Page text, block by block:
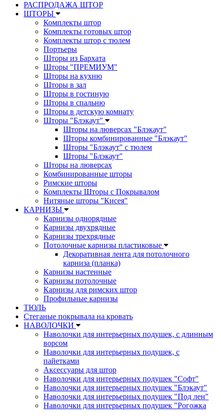
РАСПРОДАЖА ШТОР
ШТОРЫ
Комплекты штор
Комплекты готовых штор
Комплекты штор с тюлем
Портьеры
Шторы из Бархата
Шторы "ПРЕМИУМ"
Шторы на кухню
Шторы в зал
Шторы в гостиную
Шторы в спальню
Шторы в детскую комнату
Шторы "Блэкаут"
Шторы на люверсах "Блэкаут"
Шторы комбинированные "Блэкаут"
Шторы "Блэкаут" с тюлем
Шторы "Блэкаут"
Шторы на люверсах
Комбинированные шторы
Римские шторы
Комплекты Шторы c Покрывалом
Нитяные шторы "Кисея"
КАРНИЗЫ
Карнизы однорядные
Карнизы двухрядные
Карнизы трехрядные
Потолочные карнизы пластиковые
Декоративная лента для потолочного
карниза (планка)
Карнизы настенные
Карнизы потолочные
Карнизы для римских штор
Профильные карнизы
ТЮЛЬ
Стеганые покрывала на кровать
НАВОЛОЧКИ
Наволочки для интерьерных подушек, с длинным
ворсом
Наволочки для интерьерных подушек, с
пайетками
Аксессуары для штор
Наволочки для интерьерных подушек "Софт"
Наволочки для интерьерных подушек "Блэкаут"
Наволочки для интерьерных подушек "Под лен"
Наволочки для интерьерных подушек "Рогожка